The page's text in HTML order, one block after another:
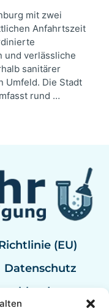
mit zwei
Anfahrtszeit
und verlässliche
sanitärer
Umfeld. Die Stadt
rund …
(EU)
Datenschutz